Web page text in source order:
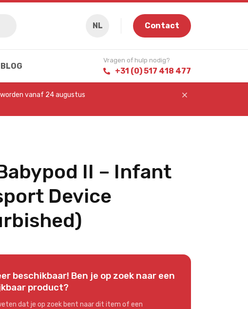
NL Contact
BLOG
Vragen of hulp nodig?
+31 (0) 517 418 477
vanaf 24 augustus
II – Infant
Device
beschikbaar! Ben je op zoek naar een
product?
dat je op zoek bent naar dit item of een